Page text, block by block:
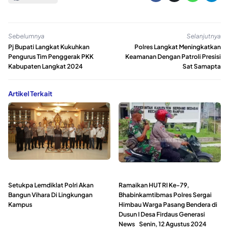
Sebelumnya
Pj Bupati Langkat Kukuhkan
Pengurus Tim Penggerak PKK
Kabupaten Langkat 2024
Selanjutnya
Polres Langkat Meningkatkan
Keamanan Dengan Patroli Presisi
Sat Samapta
Artikel Terkait
Setukpa Lemdiklat Polri Akan
Bangun Vihara Di Lingkungan
Kampus
Ramaikan HUT RI Ke-79,
Bhabinkamtibmas Polres Sergai
Himbau Warga Pasang Bendera di
Dusun I Desa Firdaus Generasi
News Senin, 12 Agustus 2024